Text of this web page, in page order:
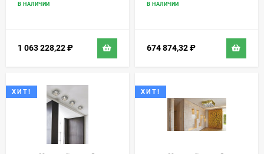
В НАЛИЧИИ
1 063 228,22₽
В НАЛИЧИИ
674 874,32₽
ХИТ! ХИТ!